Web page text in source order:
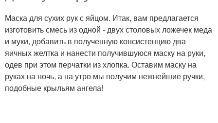
Маска для сухих рук с яйцом. Итак, вам предлагается
изготовить смесь из одной - двух столовых ложечек меда
и муки, добавить в полученную консистенцию два
яичных желтка и нанести получившуюся маску на руки,
одев при этом перчатки из хлопка. Оставим маску на
руках на ночь, а на утро мы получим нежнейшие ручки,
подобные крыльям ангела!